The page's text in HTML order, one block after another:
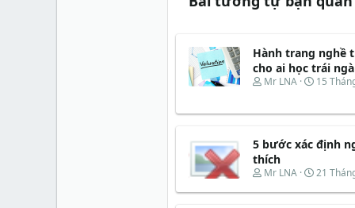
Hành trang nghề
cho ai học trái
T
e
d
s
t
r
Mr LNA
N
y
ắ
đ
u
15
5 bước xác định
thích
T
r
Mr LNA
N
à
21